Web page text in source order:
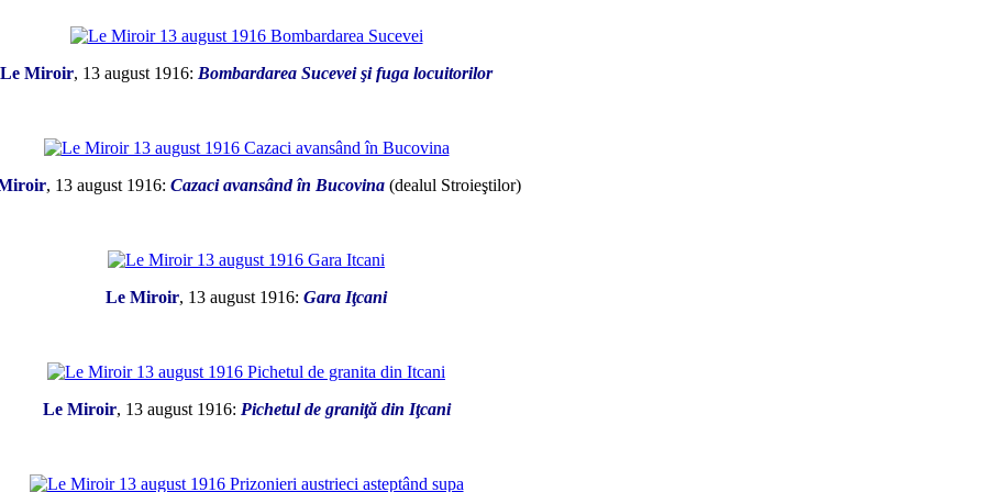
Le Miroir, 13 august 1916: Bombardarea Sucevei şi fuga locuitorilor
, 13 august 1916: Cazaci avansând în Bucovina(dealul Stroieştilor)
Le Miroir, 13 august 1916: Gara Iţcani
Le Miroir, 13 august 1916: Pichetul de graniţă din Iţcani